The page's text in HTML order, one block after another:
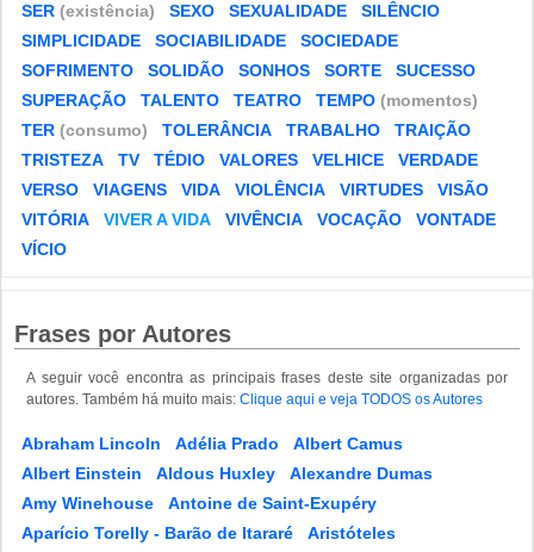
SER (existência) SEXO SEXUALIDADE
SILÊNCIO
SIMPLICIDADE
SOCIABILIDADE
SOCIEDADE
SOFRIMENTO
SOLIDÃO SONHOS SORTE
SUCESSO
SUPERAÇÃO
TALENTO TEATRO TEMPO (momentos)
TER (consumo) TOLERÂNCIA TRABALHO
TRAIÇÃO
TRISTEZA
TV TÉDIO VALORES VELHICE
VERDADE
VERSO
VIAGENS VIDA VIOLÊNCIA VIRTUDES
VISÃO
VITÓRIA
VIVER A VIDA VIVÊNCIA VOCAÇÃO
VONTADE
VÍCIO
Frases por Autores
A seguir você encontra as principais frases deste site organizadas por
autores. Também há muito mais: Clique aqui e veja TODOS os Autores
Abraham Lincoln Adélia Prado
Albert Camus
Albert Einstein
Aldous Huxley
Alexandre Dumas
Amy Winehouse
Antoine de Saint-Exupéry
Aparício Torelly - Barão de Itararé
Aristóteles